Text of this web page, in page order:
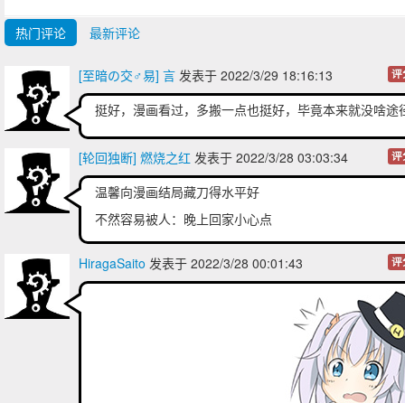
热门评论 最新评论
[至暗の交♂易] 言 发表于 2022/3/29 18:16:13 评
挺好，漫画看过，多搬一点也挺好，毕竟本来就没啥途
[轮回独断] 燃烧之红 发表于 2022/3/28 03:03:34 评
温馨向漫画结局藏刀得水平好
不然容易被人：晚上回家小心点
HiragaSaito 发表于 2022/3/28 00:01:43 评